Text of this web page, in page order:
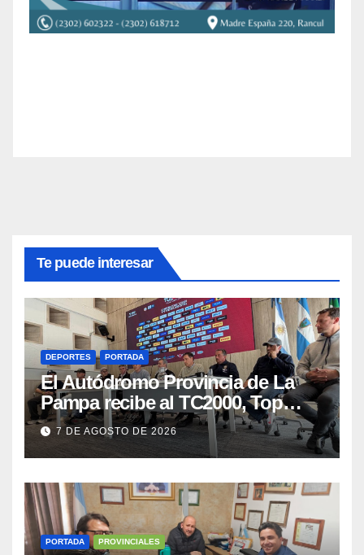
Te puede interesar
DEPORTES PORTADA
El Autódromo Provincia de La
Pampa recibe al TC2000, Top
Race y Fórmula Nacional este fin
de semana
7 DE AGOSTO DE 2026
PORTADA PROVINCIALES